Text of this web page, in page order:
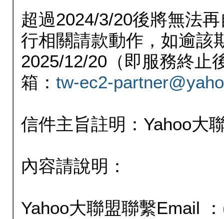
超過2024/3/20後將無法
行相關請款動作，如逾該
2025/12/20（即服務終止
箱： tw-ec2-
信件主旨註明：Yahoo大
內容請說明：
Yahoo大聯盟聯繫Email